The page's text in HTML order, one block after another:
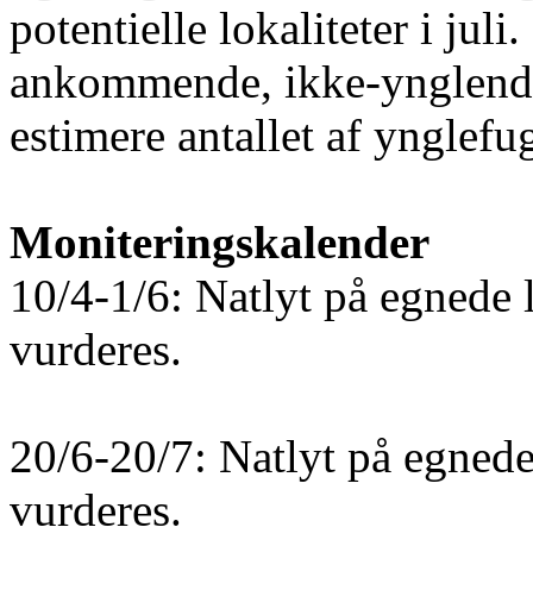
potentielle lokaliteter i juli.
ankommende, ikke-
estimere antallet af
Moniteringskalender
10/4-1/6: Natlyt på egnede
vurderes.
20/6-20/7: Natlyt på
vurderes.